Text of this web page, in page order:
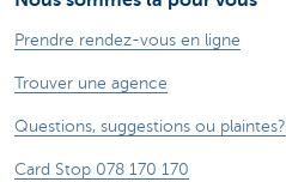
Prendre rendez-vous en ligne
Trouver une agence
Questions, suggestions ou plaintes?
Card Stop 078 170 170